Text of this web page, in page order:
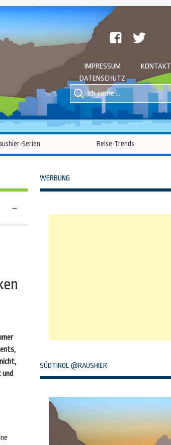
facebook
IMPRESSUM
KONTAKT
DATENSCHUTZ
Suche
nach::
Suche
nach:
Serien Reise-Trends
→
WERBUNG
SÜDTIROL @RAUSHIER